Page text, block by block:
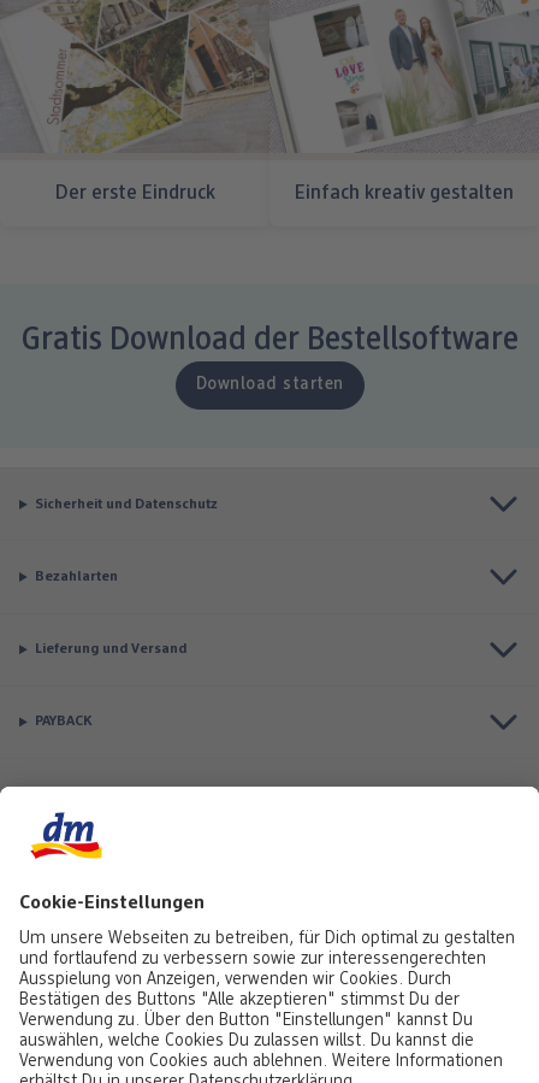
Der erste Eindruck Einfach kreativ gestalten
Gratis Download der Bestellsoftware
Download starten
Sicherheit und Datenschutz
Bezahlarten
Lieferung und Versand
PAYBACK
Service & Auftragsstatus
Informationen